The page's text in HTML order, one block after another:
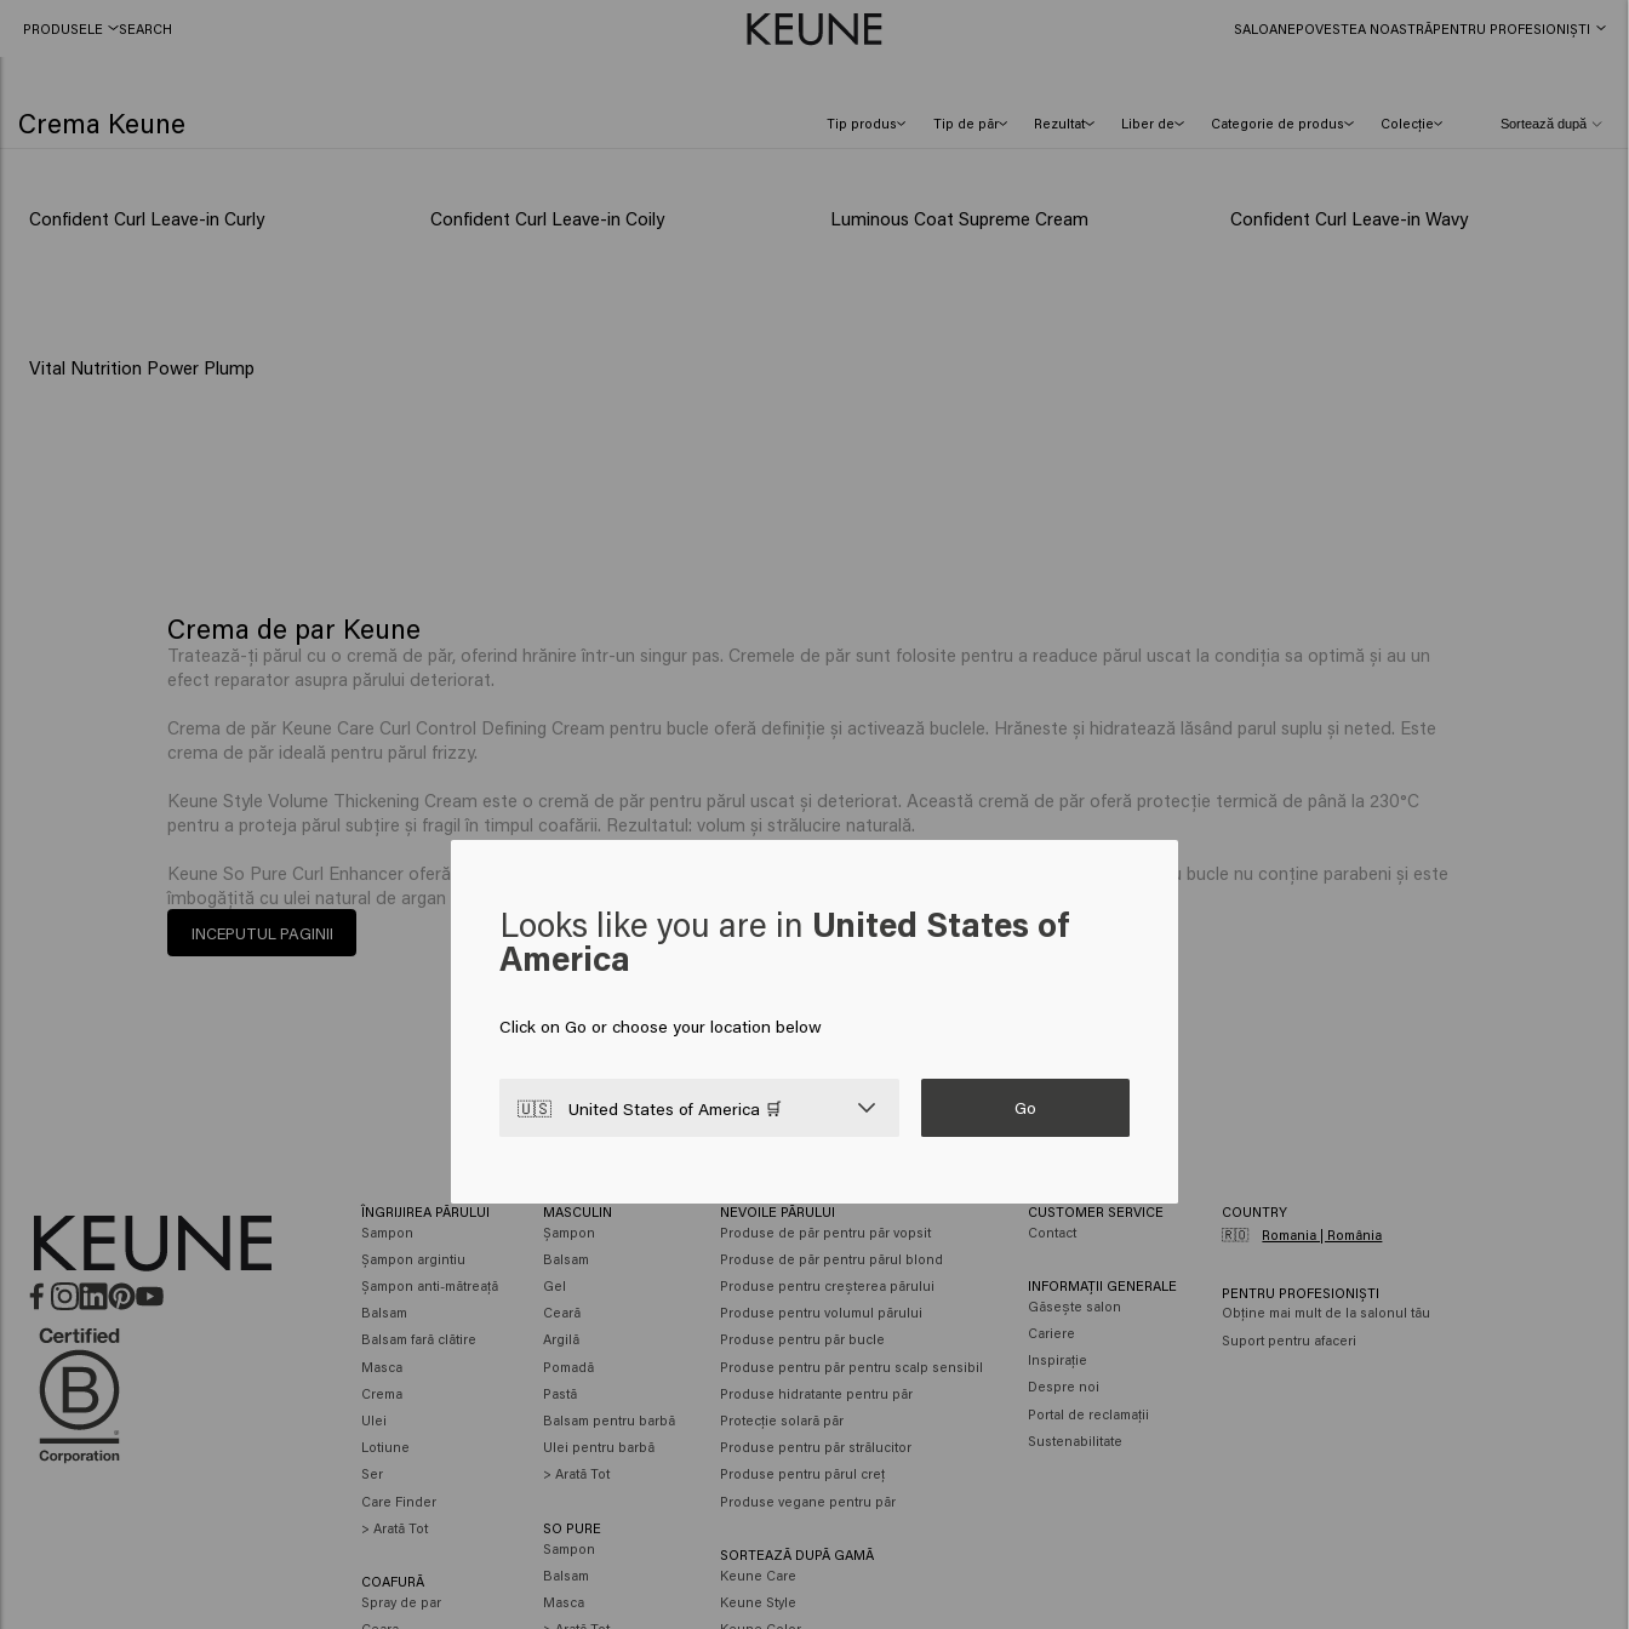
PRODUSELE SEARCH SALOANEPOVESTEA NOASTRĂPENTRU PROFESIONIȘTI
Crema Keune Tip produs Tip de păr Rezultat Liber de Categorie de produs Colecție
Confident Curl Leave-in Curly Confident Curl Leave-in Coily Luminous Coat Supreme Cream Confident Curl Leave-in Wavy
Vital Nutrition Power Plump
Crema de par Keune
Tratează-ți părul cu o cremă de păr, oferind hrănire într-un singur pas. Cremele de păr sunt folosite pentru a readuce părul uscat la condiția sa optimă și au un
efect reparator asupra părului deteriorat.
Crema de păr Keune Care Curl Control Defining Cream pentru bucle oferă definiție și activează buclele. Hrăneste și hidratează lăsând parul suplu și neted. Este
crema de păr ideală pentru părul frizzy.
Keune Style Volume Thickening Cream este o cremă de păr pentru părul uscat și deteriorat. Această cremă de păr oferă protecție termică de până la 230°C
pentru a proteja părul subțire și fragil în timpul coafării. Rezultatul: volum și strălucire naturală.
Keune So Pure Curl Enhancer oferă elasticitate buclelor și definiție părului creț, ondulat sau permanent. Formula ușoară pentru bucle nu conține parabeni și este
îmbogățită cu ulei natural de argan pentru a hidrata și hrăni părul.
INCEPUTUL PAGINII Looks like you are in United States of
America
Click on Go or choose your location below
🇺🇸 United States of America 🛒 Go
ÎNGRIJIREA PĂRULUI
Sampon
Șampon argintiu
Șampon anti-mătreață
Balsam
Balsam fară clătire
Masca
Crema
Ulei
Lotiune
Ser
Care Finder
> Arată Tot
COAFURĂ
Spray de par
MASCULIN
Șampon
Balsam
Gel
Ceară
Argilă
Pomadă
Pastă
Balsam pentru barbă
Ulei pentru barbă
> Arată Tot
SO PURE
Sampon
Balsam
Masca
NEVOILE PĂRULUI
Produse de păr pentru păr vopsit
Produse de păr pentru părul blond
Produse pentru creșterea părului
Produse pentru volumul părului
Produse pentru păr bucle
Produse pentru păr pentru scalp sensibil
Produse hidratante pentru păr
Protecție solară păr
Produse pentru păr strălucitor
Produse pentru părul creț
Produse vegane pentru păr
SORTEAZĂ DUPĂ GAMĂ
Keune Care
Keune Style
CUSTOMER SERVICE
Contact
INFORMAȚII GENERALE
Găsește salon
Cariere
Inspirație
Despre noi
Portal de reclamații
Sustenabilitate
COUNTRY
🇷🇴
Romania | România
PENTRU PROFESIONIȘTI
Obține mai mult de la salonul tău
Suport pentru afaceri